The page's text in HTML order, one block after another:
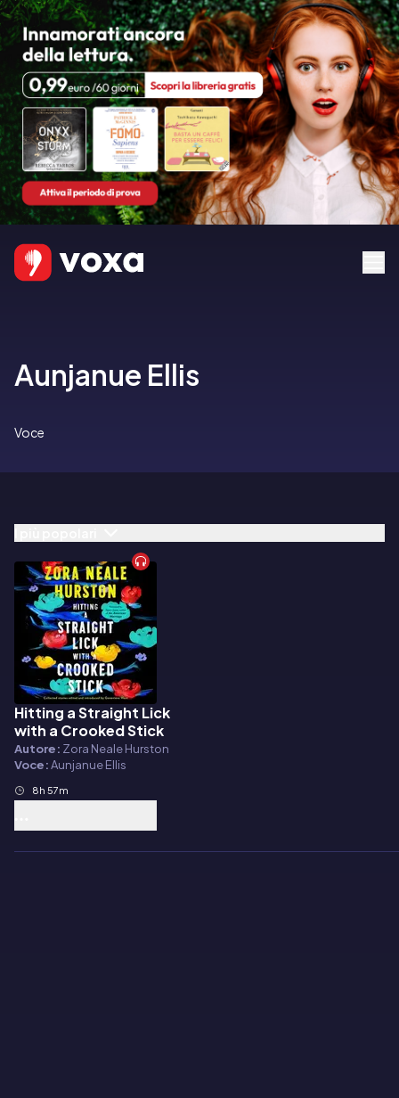
Aunjanue Ellis
Voce
Audiolibro
Hitting a Straight Lick
with a Crooked Stick
Autore: Zora Neale Hurston
Voce:Aunjanue Ellis
8h 57m